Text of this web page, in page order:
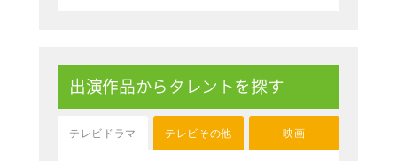
出演作品からタレントを探す
テレビドラマ テレビその他 映画